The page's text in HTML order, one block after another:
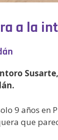
a la
9 años
que